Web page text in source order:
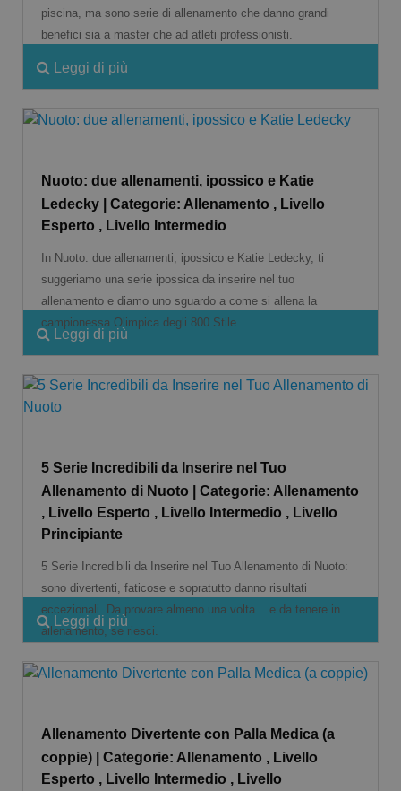
piscina, ma sono serie di allenamento che danno grandi
benefici sia a master che ad atleti professionisti.
Leggi di più
Nuoto: due allenamenti, ipossico e Katie
Ledecky | Categorie: Allenamento , Livello
Esperto , Livello Intermedio
In Nuoto: due allenamenti, ipossico e Katie Ledecky, ti
suggeriamo una serie ipossica da inserire nel tuo
allenamento e diamo uno sguardo a come si allena la
campionessa Olimpica degli 800 Stile
Leggi di più
5 Serie Incredibili da Inserire nel Tuo
Allenamento di Nuoto | Categorie: Allenamento
, Livello Esperto , Livello Intermedio , Livello
Principiante
5 Serie Incredibili da Inserire nel Tuo Allenamento di Nuoto:
sono divertenti, faticose e sopratutto danno risultati
eccezionali. Da provare almeno una volta ...e da tenere in
allenamento, se riesci.
Leggi di più
Allenamento Divertente con Palla Medica (a
coppie) | Categorie: Allenamento , Livello
Esperto , Livello Intermedio , Livello